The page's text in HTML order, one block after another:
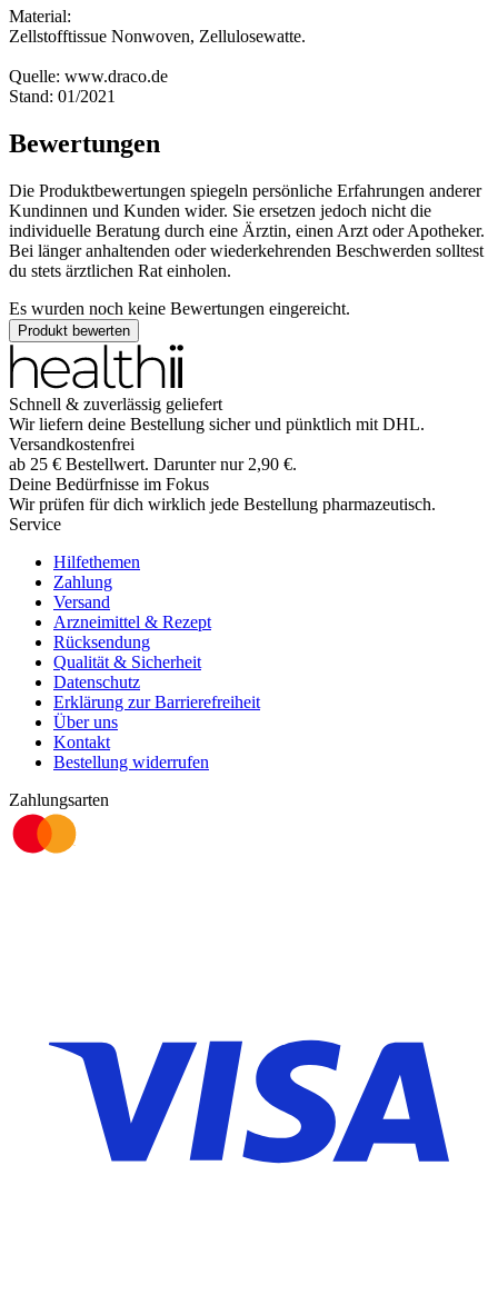
Material:
Zellstofftissue Nonwoven, Zellulosewatte.
Quelle: www.draco.de
Stand: 01/2021
Bewertungen
Die Produktbewertungen spiegeln persönliche Erfahrungen anderer
Kundinnen und Kunden wider. Sie ersetzen jedoch nicht die
individuelle Beratung durch eine Ärztin, einen Arzt oder Apotheker.
Bei länger anhaltenden oder wiederkehrenden Beschwerden solltest
du stets ärztlichen Rat einholen.
Es wurden noch keine Bewertungen eingereicht.
Produkt bewerten
Schnell & zuverlässig geliefert
Wir liefern deine Bestellung sicher und pünktlich mit DHL.
Versandkostenfrei
ab 25 € Bestellwert. Darunter nur 2,90 €.
Deine Bedürfnisse im Fokus
Wir prüfen für dich wirklich jede Bestellung pharmazeutisch.
Service
Hilfethemen
Zahlung
Versand
Arzneimittel & Rezept
Rücksendung
Qualität & Sicherheit
Datenschutz
Erklärung zur Barrierefreiheit
Über uns
Kontakt
Bestellung widerrufen
Zahlungsarten